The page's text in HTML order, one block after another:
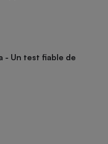
- Un test fiable de